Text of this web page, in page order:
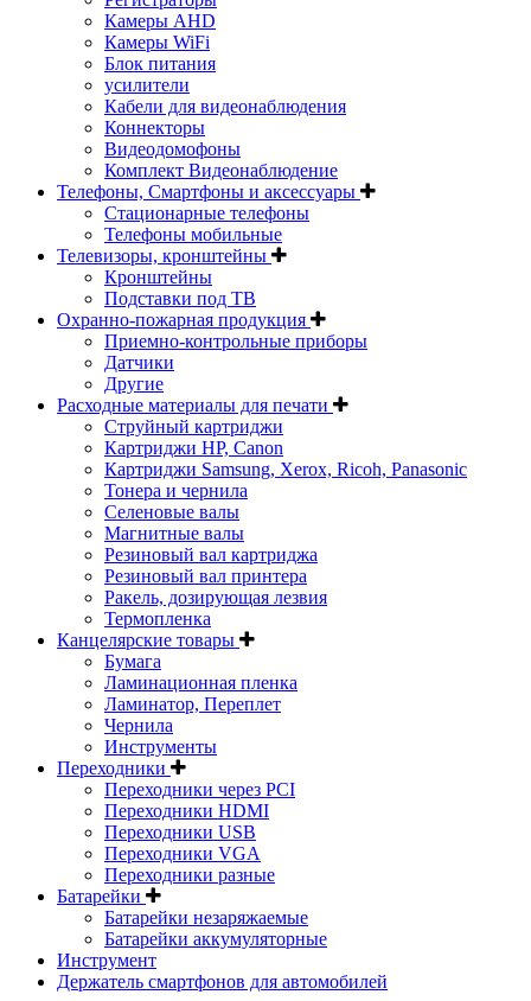
Камеры AHD
Камеры WiFi
Блок питания
усилители
Кабели для видеонаблюдения
Коннекторы
Видеодомофоны
Комплект Видеонаблюдение
Телефоны, Смартфоны и аксессуары
Стационарные телефоны
Телефоны мобильные
Телевизоры, кронштейны
Кронштейны
Подставки под ТВ
Охранно-пожарная продукция
Приемно-контрольные приборы
Датчики
Другие
Расходные материалы для печати
Струйный картриджи
Картриджи HP, Canon
Картриджи Samsung, Xerox, Ricoh, Panasonic
Тонера и чернила
Селеновые валы
Магнитные валы
Резиновый вал картриджа
Резиновый вал принтера
Ракель, дозирующая лезвия
Термопленка
Канцелярские товары
Бумага
Ламинационная пленка
Ламинатор, Переплет
Чернила
Инструменты
Переходники
Переходники через PCI
Переходники HDMI
Переходники USB
Переходники VGA
Переходники разные
Батарейки
Батарейки незаряжаемые
Батарейки аккумуляторные
Инструмент
Держатель смартфонов для автомобилей